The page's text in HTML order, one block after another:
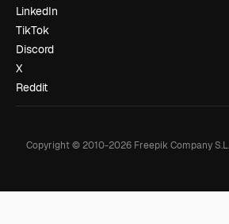
LinkedIn
TikTok
Discord
X
Reddit
Copyright © 2010-2026Freepik Company